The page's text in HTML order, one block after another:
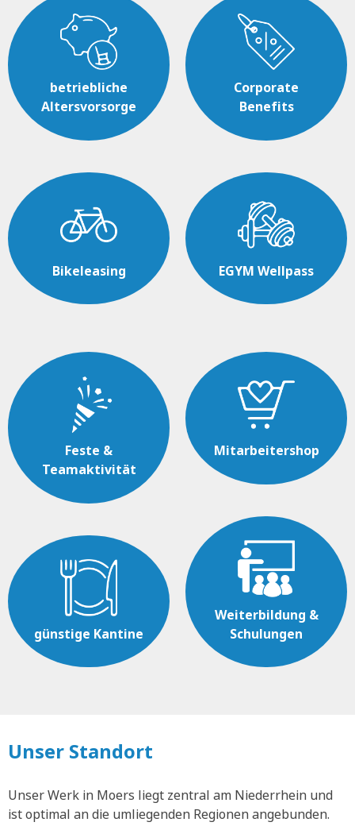
betriebliche
Altersvorsorge
Bikeleasing
Corporate
Benefits
EGYM Wellpass
Feste &
Teamaktivität
günstige Kantine
Mitarbeitershop
Weiterbildung &
Schulungen
Unser Standort
Unser Werk in Moers liegt zentral am Niederrhein und
ist optimal an die umliegenden Regionen angebunden.